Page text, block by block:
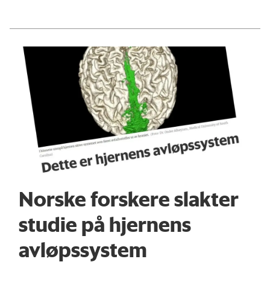
Norske forskere slakter
studie på hjernens
avløpssystem